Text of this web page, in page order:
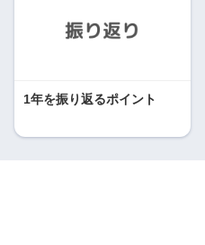
1年を振り返るポイント